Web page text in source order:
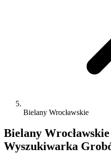
Bielany Wrocławskie
Bielany
Wyszukiwarka